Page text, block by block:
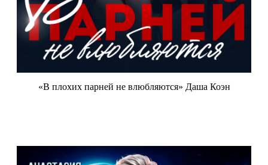
«В плохих парней не влюбляются» Даша Коэн